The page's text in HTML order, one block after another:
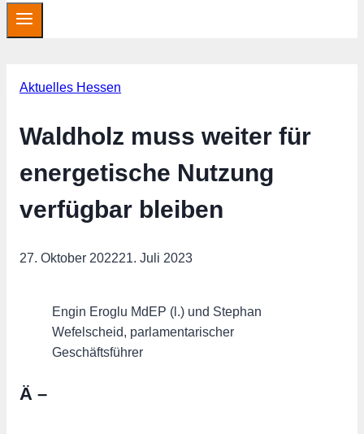
Aktuelles Hessen
Waldholz muss weiter für
energetische Nutzung
verfügbar bleiben
27. Oktober 202221. Juli 2023
Engin Eroglu MdEP (l.) und Stephan
Wefelscheid, parlamentarischer
Geschäftsführer
Ä –